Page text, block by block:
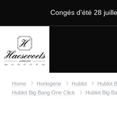
Congés d'été 28
Home Horlogerie Hublot
Hublot
Hublot Big Bang One Click
Hublot Big